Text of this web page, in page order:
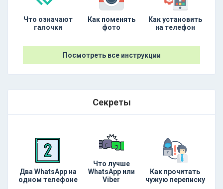
Что означают
галочки
Как поменять
фото
Как установить
на телефон
Посмотреть все инструкции
Секреты
Два WhatsApp на
одном телефоне
Что лучше
WhatsApp или
Viber
Как прочитать
чужую переписку